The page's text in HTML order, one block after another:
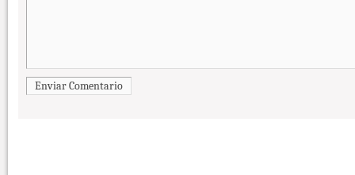
Enviar Comentario